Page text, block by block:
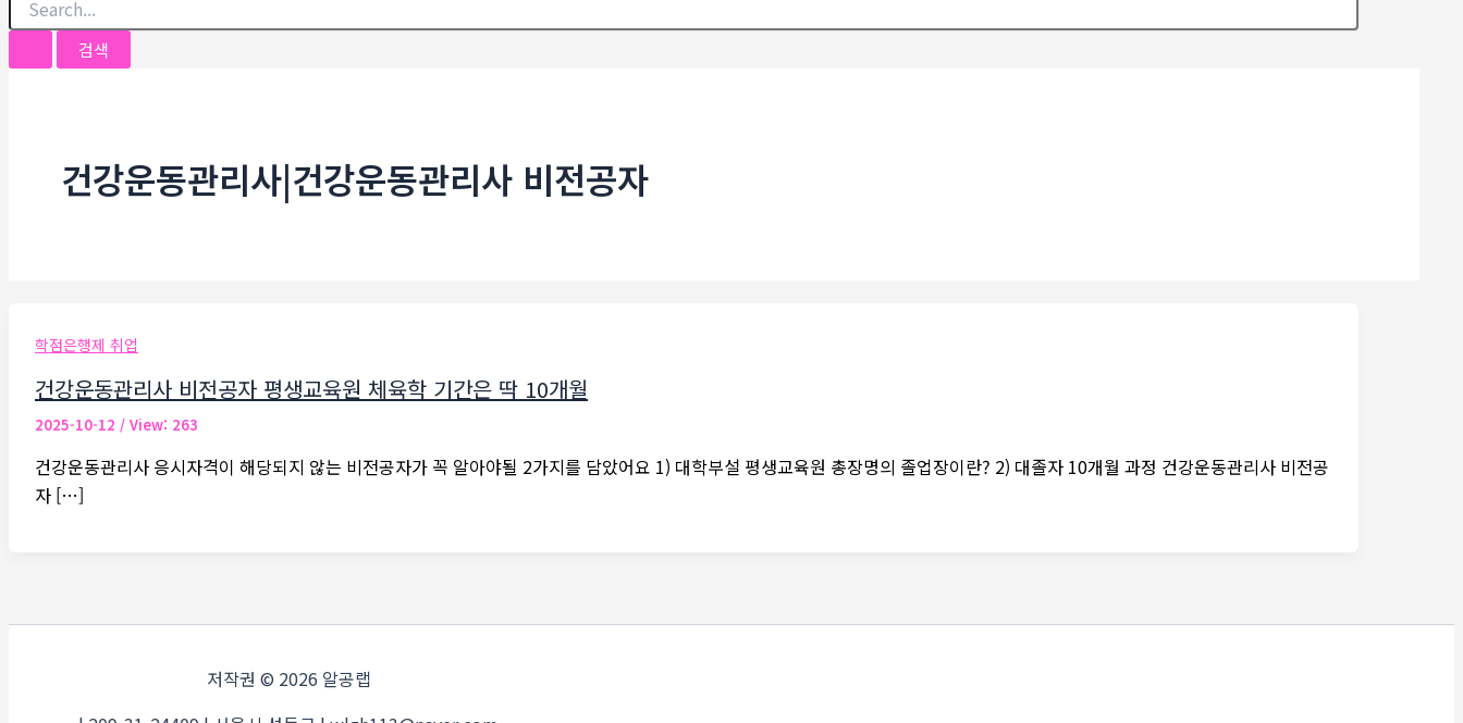
건강운동관리사|건강운동관리사 비전공자
학점은행제 취업
건강운동관리사 비전공자 평생교육원 체육학 기간은 딱 10개월
2025-10-12 / View: 263
건강운동관리사 응시자격이 해당되지 않는 비전공자가 꼭 알아야될 2가지를 담았어요 1) 대학부설 평생교육원 총장명의 졸업장이란? 2) 대졸자 10개월 과정 건강운동관리사 비전공
자 […]
저작권 © 2026 알공랩